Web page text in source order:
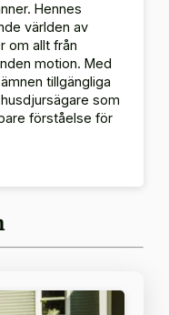
Hennes
världen av
om allt från
motion. Med
tillgängliga
som
förståelse för